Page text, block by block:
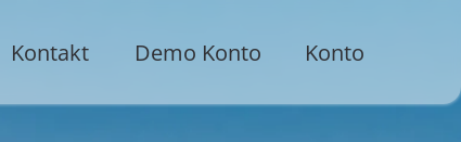
Kontakt Demo Konto Konto